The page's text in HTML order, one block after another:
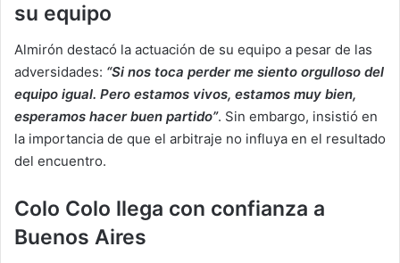
su equipo
Almirón destacó la actuación de su equipo a pesar de las
adversidades: “Si nos toca perder me siento orgulloso del
equipo igual. Pero estamos vivos, estamos muy bien,
esperamos hacer buen partido”. Sin embargo, insistió en
la importancia de que el arbitraje no influya en el resultado
del encuentro.
Colo Colo llega con confianza a
Buenos Aires